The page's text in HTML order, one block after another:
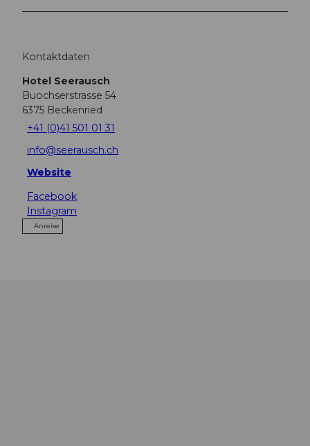
Kontaktdaten
Hotel Seerausch
Buochserstrasse 54
6375 Beckenried
+41 (0)41 501 01 31
info@seerausch.ch
Website
Facebook
Instagram
Anreise